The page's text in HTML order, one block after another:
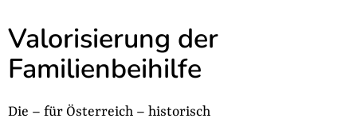
Valorisierung der
Familienbeihilfe
Die – für Österreich – historisch